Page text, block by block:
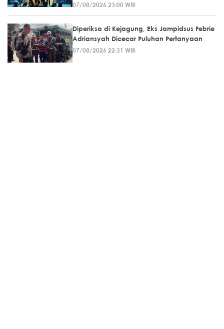
07/08/2026 23:00 WIB
Diperiksa di Kejagung, Eks Jampidsus Febrie
Adriansyah Dicecar Puluhan Pertanyaan
07/08/2026 22:31 WIB